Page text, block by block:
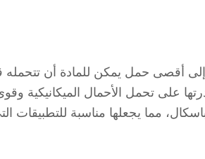
أقصى حمل يمكن للمادة أن تتحمله
300 بقدرتها على تحمل الأحمال